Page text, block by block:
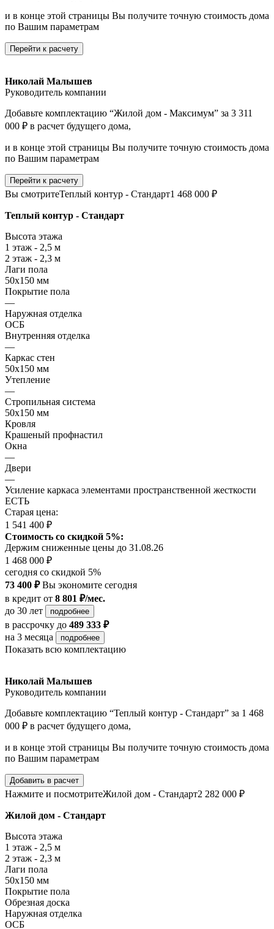
и в конце этой страницы Вы получите точную стоимость дома
по Вашим параметрам
Перейти к расчету
Николай Малышев
Руководитель компании
Добавьте комплектацию “Жилой дом - Максимум” за 3 311
000 ₽ в расчет будущего дома,
и в конце этой страницы Вы получите точную стоимость дома
по Вашим параметрам
Перейти к расчету
Вы смотритеТеплый контур - Стандарт1 468 000 ₽
Теплый контур - Стандарт
Высота этажа
1 этаж - 2,5 м
2 этаж - 2,3 м
Лаги пола
50х150 мм
Покрытие пола
—
Наружная отделка
ОСБ
Внутренняя отделка
—
Каркас стен
50х150 мм
Утепление
—
Стропильная система
50х150 мм
Кровля
Крашеный профнастил
Окна
—
Двери
—
Усиление каркаса элементами пространственной жесткости
ЕСТЬ
Старая цена:
1 541 400 ₽
Стоимость со скидкой 5%:
Держим сниженные цены до 31.08.26
1 468 000 ₽
сегодня со скидкой 5%
73 400 ₽Вы экономите сегодня
в кредит от 8 801 ₽/мес.
до 30 лет
подробнее
в рассрочку до 489 333 ₽
на 3 месяца
подробнее
Показать всю комплектацию
Николай Малышев
Руководитель компании
Добавьте комплектацию “Теплый контур - Стандарт” за 1 468
000 ₽ в расчет будущего дома,
и в конце этой страницы Вы получите точную стоимость дома
по Вашим параметрам
Добавить в расчет
Нажмите и посмотритеЖилой дом - Стандарт2 282 000 ₽
Жилой дом - Стандарт
Высота этажа
1 этаж - 2,5 м
2 этаж - 2,3 м
Лаги пола
50х150 мм
Покрытие пола
Обрезная доска
Наружная отделка
ОСБ